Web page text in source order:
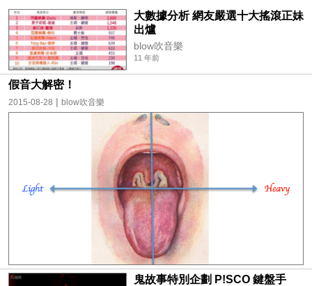
大數據分析 網友嚴選十大搖滾正妹
出爐
blow吹音樂
11 年前
假音大解密！
2015-08-28 | blow吹音樂
鬼故事特別企劃 P!SCO 鍵盤手